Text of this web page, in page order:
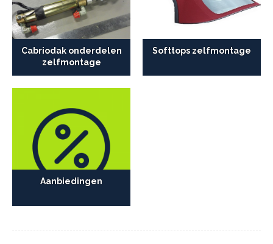
Cabriodak onderdelen
zelfmontage
Softtops zelfmontage
Aanbiedingen